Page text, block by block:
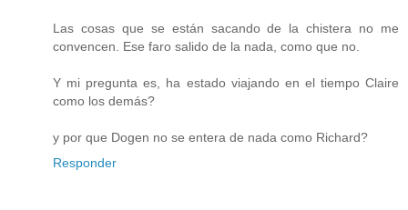
Las cosas que se están sacando de la chistera no me
convencen. Ese faro salido de la nada, como que no.
Y mi pregunta es, ha estado viajando en el tiempo Claire
como los demás?
y por que Dogen no se entera de nada como Richard?
Responder